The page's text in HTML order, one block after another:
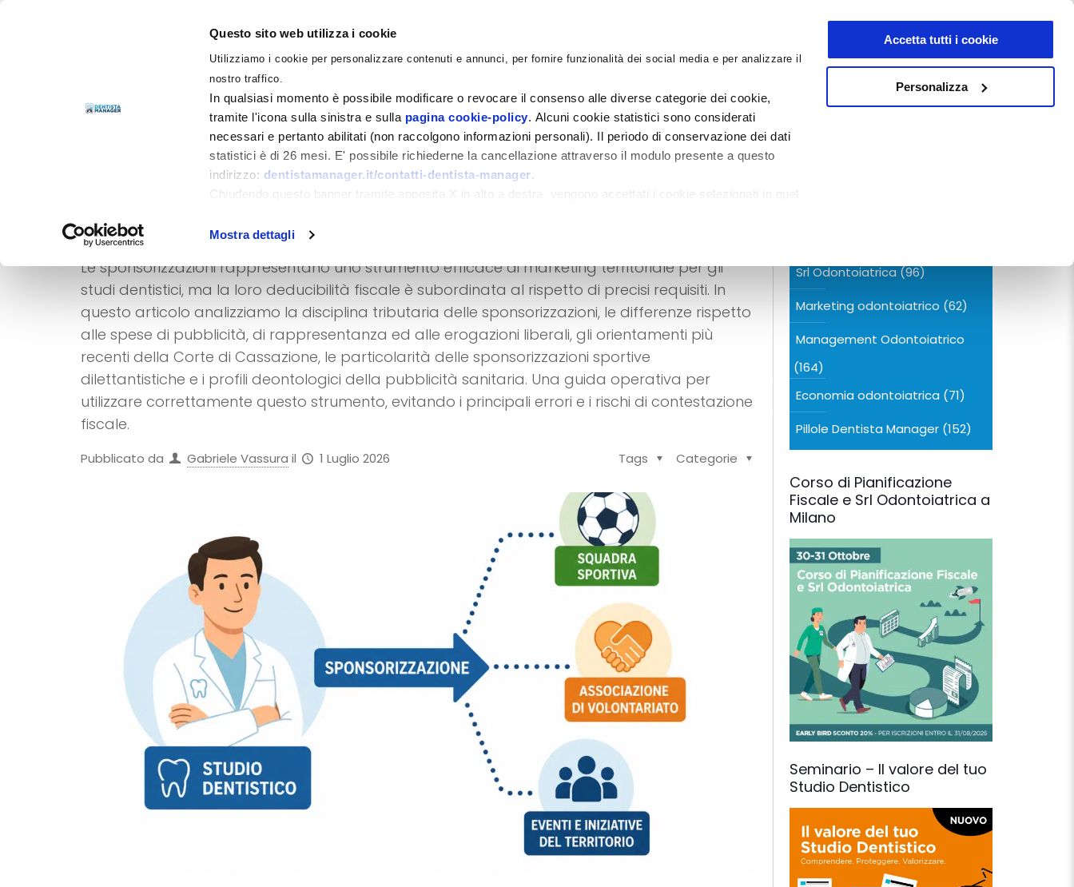
Questo sito web utilizza i cookie
Utilizziamo i cookie per personalizzare contenuti e annunci, per fornire funzionalità dei social media e per analizzare il
nostro traffico.
In qualsiasi momento è possibile modificare o revocare il consenso alle diverse categorie dei cookie,
tramite l'icona sulla sinistra e sulla pagina cookie-policy. Alcuni cookie statistici sono considerati
necessari e pertanto abilitati (non raccolgono informazioni personali). Il periodo di conservazione dei dati
statistici è di 26 mesi. E' possibile richiederne la cancellazione attraverso il modulo presente a questo
indirizzo: dentistamanager.it/contatti-dentista-manager.
Chiudendo questo banner tramite apposita X in alto a destra, vengono accettati i cookie selezionati in quel
Mostra dettagli
Accetta tutti i cookie
Personalizza
NEWSLETTER
DOCUMENTI 0 0
Sponsorizzazioni nello studio dentistico:
deducibilità fiscale, limiti e rischi
Le sponsorizzazioni rappresentano uno strumento efficace di marketing territoriale per gli
studi dentistici, ma la loro deducibilità fiscale è subordinata al rispetto di precisi requisiti. In
questo articolo analizziamo la disciplina tributaria delle sponsorizzazioni, le differenze rispetto
alle spese di pubblicità, di rappresentanza ed alle erogazioni liberali, gli orientamenti più
recenti della Corte di Cassazione, le particolarità delle sponsorizzazioni sportive
dilettantistiche e i profili deontologici della pubblicità sanitaria. Una guida operativa per
utilizzare correttamente questo strumento, evitando i principali errori e i rischi di contestazione
fiscale.
Pubblicato da Gabriele Vassura il 1 Luglio 2026 Categorie
Tags
CERCA NEL BLOG
Srl Odontoiatrica (96)
Marketing odontoiatrico (62)
Management Odontoiatrico
(164)
Economia odontoiatrica (71)
Pillole Dentista Manager (152)
Corso di Pianificazione
Fiscale e Srl Odontoiatrica a
Milano
Seminario – Il valore del tuo
Studio Dentistico